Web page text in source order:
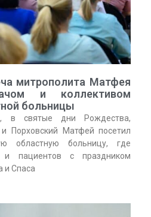
митрополита Матфея
и коллективом
больницы
в святые дни Рождества,
Порховский Матфей посетил
областную больницу, где
и пациентов с праздником
и Спаса